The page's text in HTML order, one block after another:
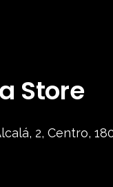
Store
2, Centro,